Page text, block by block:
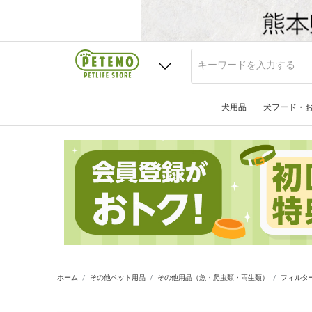
犬用品 犬フード・
ホーム その他ペット用品 その他用品（魚・爬虫類・両生類） フィルタ